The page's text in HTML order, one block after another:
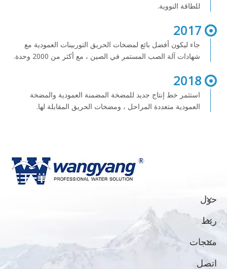
للطاقة النووية.
2017
جاء ليكون أفضل بائع لمضخات الحريق التوربينات العمودية مع
شهادات آلة الصب المستمر في الصين ، مع أكثر من 2000 وحدة.
2018
استثمر خط إنتاج جديد للمضخة المضمنة العمودية والمضخة
العمودية متعددة المراحل ، ومضخات الحريق المقابلة لها.
حول
ربط
منتجات
اتصل